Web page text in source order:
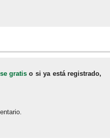
gratis o si ya está registrado,